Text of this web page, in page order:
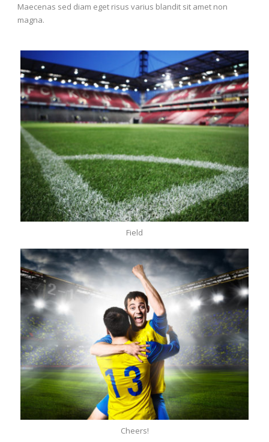
Maecenas sed diam eget risus varius blandit sit amet non
magna.
Field
Cheers!